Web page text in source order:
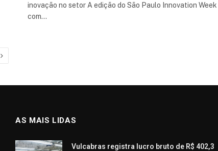
inovação no setor A edição do São Paulo Innovation
com…
Próximo
AS MAIS LIDAS
Vulcabras registra lucro bruto de R$ 402,3